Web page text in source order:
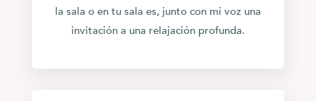
la sala o en tu sala es, junto con mi voz una
invitación a una relajación profunda.